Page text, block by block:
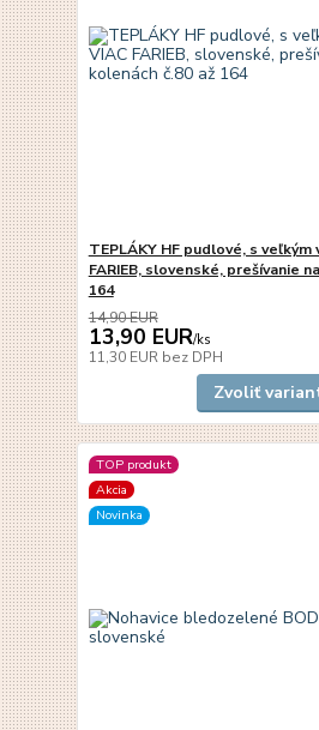
TEPLÁKY HF pudlové, s veľkým
FARIEB, slovenské, prešívanie
164
14,90 EUR
13,90 EUR/ks
11,30 EUR bez DPH
Zvoliť
TOP produkt
Akcia
Novinka